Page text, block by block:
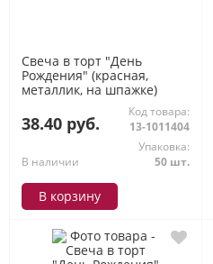
Свеча в торт "День
Рождения" (красная,
металлик, на шпажке)
цифра "0" 114041, (Yiwu
Yibotong Trade Co., Ltd)
38.40 руб.
Код товара:
13-1011404
В наличии
Упаковка:
50 шт.
В корзину